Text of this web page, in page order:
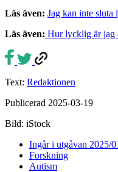
Läs även: Jag kan inte sluta
Läs även: Hur lycklig är jag
Text: Redaktionen
Publicerad 2025-03-19
Bild: iStock
Ingår i utgåvan 2025/
Forskning
Autism